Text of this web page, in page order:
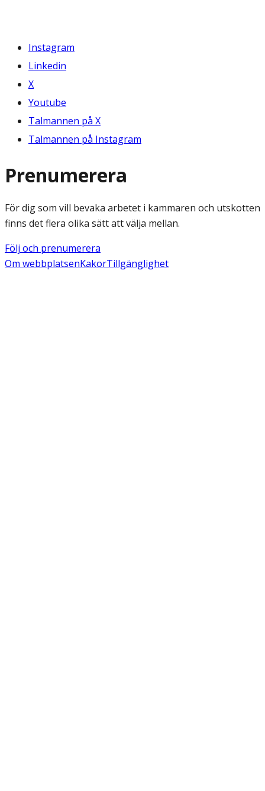
Instagram
Linkedin
X
Youtube
Talmannen på X
Talmannen på Instagram
Prenumerera
För dig som vill bevaka arbetet i kammaren och utskotten
finns det flera olika sätt att välja mellan.
Följ och prenumerera
Om webbplatsenKakorTillgänglighet